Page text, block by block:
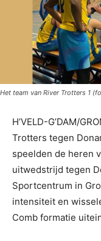
Het team van River Trotters 1
H’VELD-G’DAM/
Trotters tegen
speelden de heren
uitwedstrijd tegen
Sportcentrum in
intensiteit en
Comb formatie